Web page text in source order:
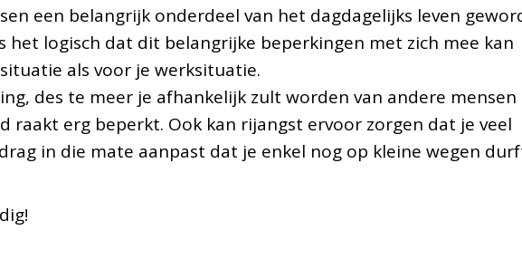
een belangrijk onderdeel van het dagdagelijks leven
het logisch dat dit belangrijke beperkingen met zich mee kan
als voor je werksituatie.
des te meer je afhankelijk zult worden van andere
raakt erg beperkt. Ook kan rijangst ervoor zorgen dat je veel
in die mate aanpast dat je enkel nog op kleine wegen